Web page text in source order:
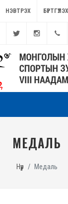
НЭВТРЭХ БҮРТГҮҮЛЭХ
FacebookTwitter
МЕДАЛЬ
Нүүр Медаль